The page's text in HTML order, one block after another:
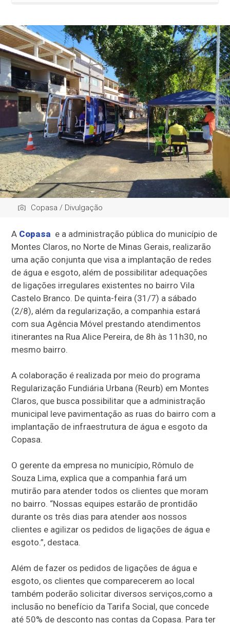
Copasa / Divulgação
A Copasa e a administração pública do município de
Montes Claros, no Norte de Minas Gerais, realizarão
uma ação conjunta que visa a implantação de redes
de água e esgoto, além de possibilitar adequações
de ligações irregulares existentes no bairro Vila
Castelo Branco. De quinta-feira (31/7) a sábado
(2/8), além da regularização, a companhia estará
com sua Agência Móvel prestando atendimentos
itinerantes na Rua Alice Pereira, de 8h às 11h30, no
mesmo bairro.
A colaboração é realizada por meio do programa
Regularização Fundiária Urbana (Reurb) em Montes
Claros, que busca possibilitar que a administração
municipal leve pavimentação as ruas do bairro com a
implantação de infraestrutura de água e esgoto da
Copasa.
O gerente da empresa no município, Rômulo de
Souza Lima, explica que a companhia fará um
mutirão para atender todos os clientes que moram
no bairro. “Nossas equipes estarão de prontidão
durante os três dias para atender aos nossos
clientes e agilizar os pedidos de ligações de água e
esgoto.”, destaca.
Além de fazer os pedidos de ligações de água e
esgoto, os clientes que comparecerem ao local
também poderão solicitar diversos serviços,como a
inclusão no benefício da Tarifa Social, que concede
até 50% de desconto nas contas da Copasa. Para ter